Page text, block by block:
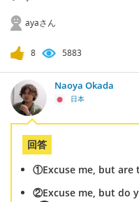
ayaさん
8 5883
Naoya Okada
日本
回答
①Excuse me, but are
②Excuse me, but do